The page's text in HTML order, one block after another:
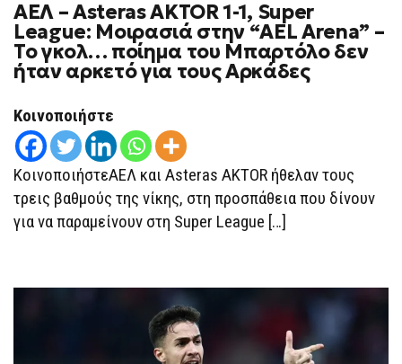
ΑΕΛ
–
ASTERAS
AKTOR
1,
–
ΤΟ
ΓΚΟΛ…
ΠΟΊΗΜΑ
ΤΟΥ
ΑΡΚΆΔΕΣ
ΑΕΛ – Asteras AKTOR 1-1, Super
League: Μοιρασιά στην “AEL Arena” –
Το γκολ… ποίημα του Μπαρτόλο δεν
ήταν αρκετό για τους Αρκάδες
Κοινοποιήστε
ΚοινοποιήστεΑΕΛ και Asteras AKTOR ήθελαν τους
τρεις βαθμούς της νίκης, στη προσπάθεια που δίνουν
για να παραμείνουν στη Super League […]